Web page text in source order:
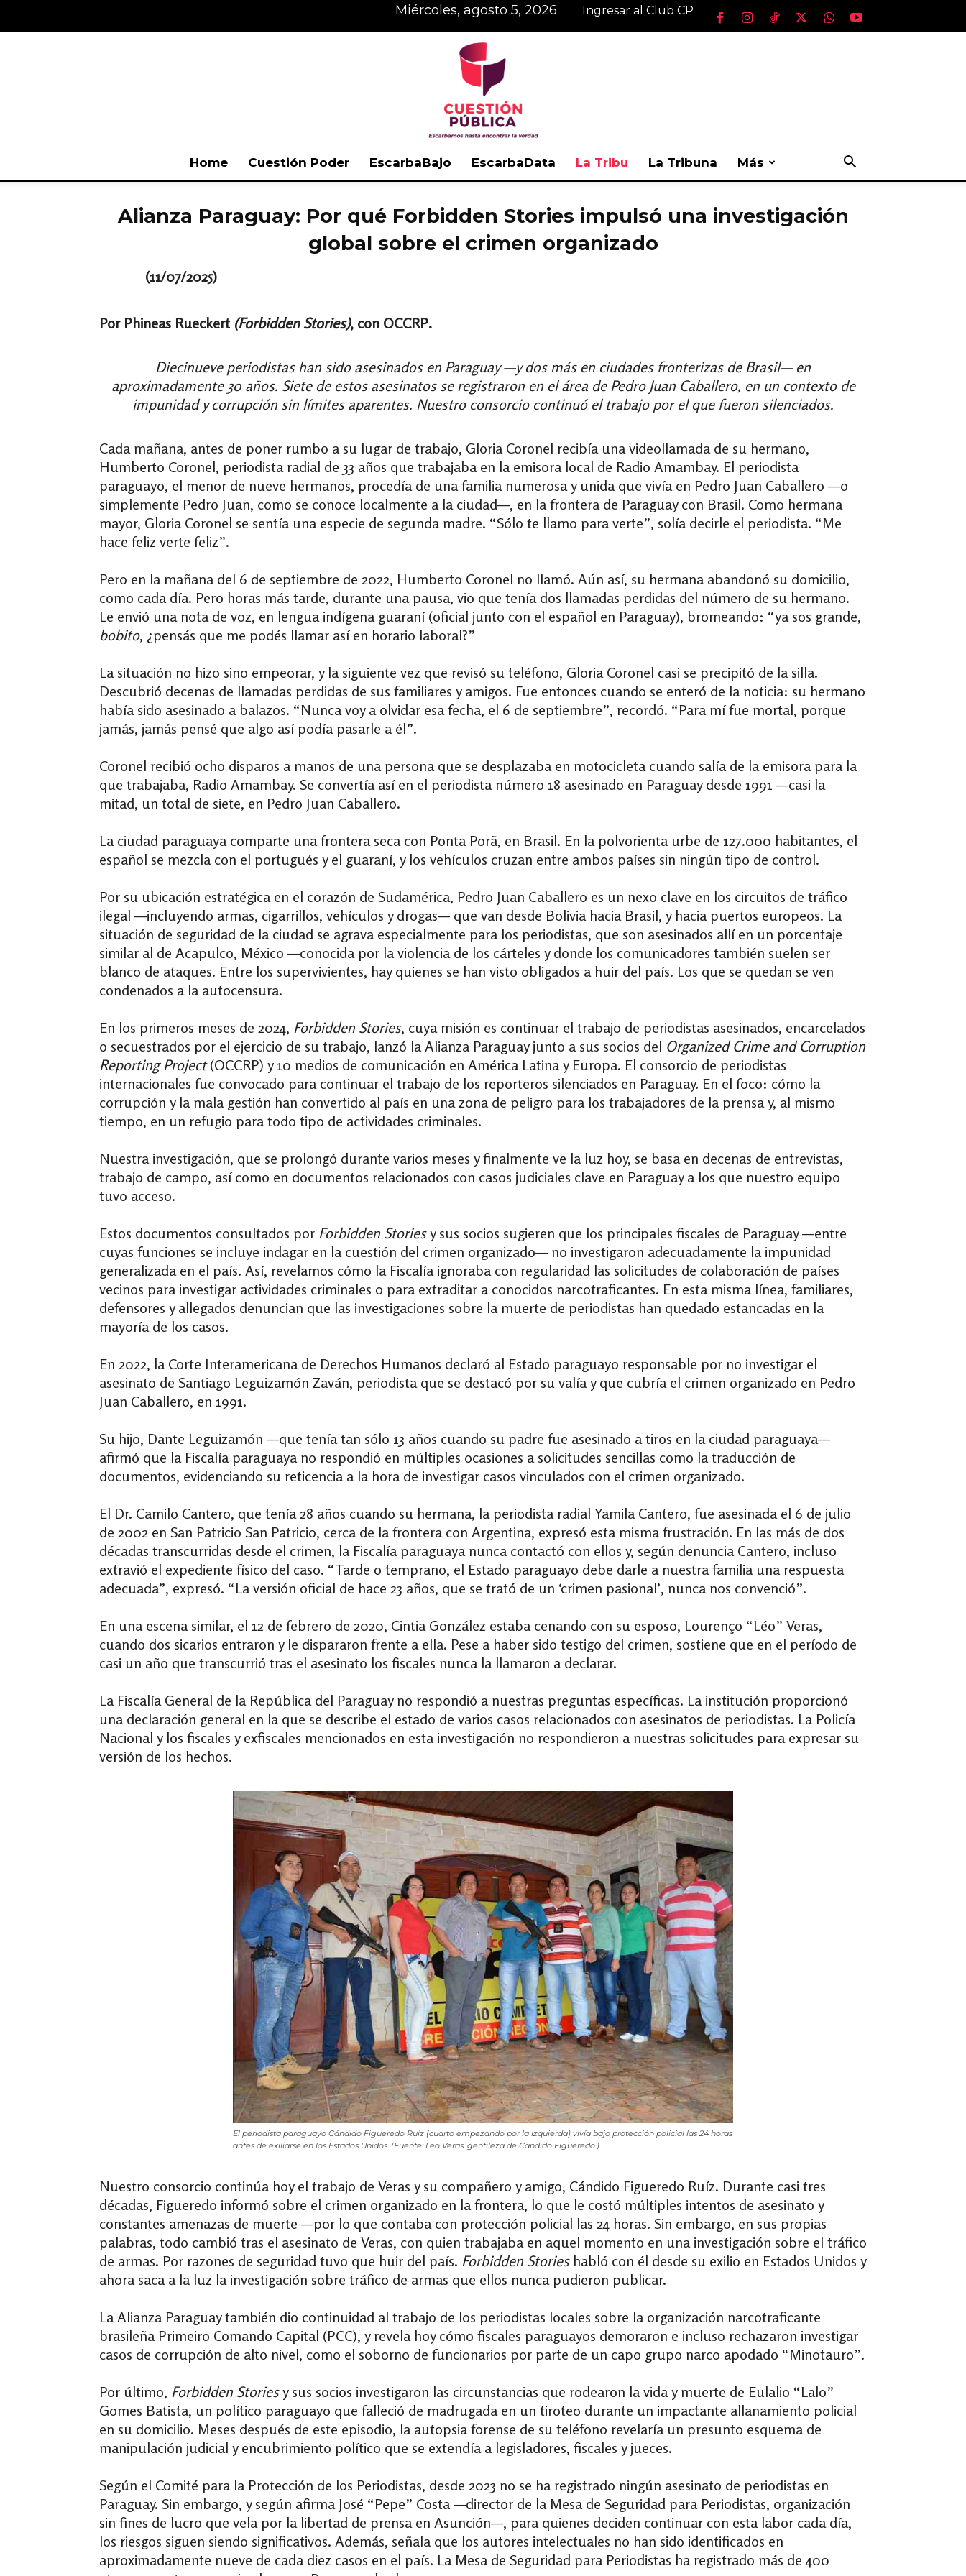
miércoles, agosto 5, 2026 Ingresar al Club CP
Home Cuestión Poder EscarbaBajo EscarbaData La Tribu La Tribuna Más
Alianza Paraguay: Por qué Forbidden Stories impulsó una investigación
global sobre el crimen organizado
(11/07/2025)
Por Phineas Rueckert (Forbidden Stories), con OCCRP.
Diecinueve periodistas han sido asesinados en Paraguay —y dos más en ciudades fronterizas de Brasil— en
aproximadamente 30 años. Siete de estos asesinatos se registraron en el área de Pedro Juan Caballero, en un contexto de
impunidad y corrupción sin límites aparentes. Nuestro consorcio continuó el trabajo por el que fueron silenciados.
Cada mañana, antes de poner rumbo a su lugar de trabajo, Gloria Coronel recibía una videollamada de su hermano,
Humberto Coronel, periodista radial de 33 años que trabajaba en la emisora local de Radio Amambay. El periodista
paraguayo, el menor de nueve hermanos, procedía de una familia numerosa y unida que vivía en Pedro Juan Caballero —o
simplemente Pedro Juan, como se conoce localmente a la ciudad—, en la frontera de Paraguay con Brasil. Como hermana
mayor, Gloria Coronel se sentía una especie de segunda madre. “Sólo te llamo para verte”, solía decirle el periodista. “Me
hace feliz verte feliz”.
Pero en la mañana del 6 de septiembre de 2022, Humberto Coronel no llamó. Aún así, su hermana abandonó su domicilio,
como cada día. Pero horas más tarde, durante una pausa, vio que tenía dos llamadas perdidas del número de su hermano.
Le envió una nota de voz, en lengua indígena guaraní (oficial junto con el español en Paraguay), bromeando: “ya sos grande,
bobito, ¿pensás que me podés llamar así en horario laboral?”
La situación no hizo sino empeorar, y la siguiente vez que revisó su teléfono, Gloria Coronel casi se precipitó de la silla.
Descubrió decenas de llamadas perdidas de sus familiares y amigos. Fue entonces cuando se enteró de la noticia: su hermano
había sido asesinado a balazos. “Nunca voy a olvidar esa fecha, el 6 de septiembre”, recordó. “Para mí fue mortal, porque
jamás, jamás pensé que algo así podía pasarle a él”.
Coronel recibió ocho disparos a manos de una persona que se desplazaba en motocicleta cuando salía de la emisora para la
que trabajaba, Radio Amambay. Se convertía así en el periodista número 18 asesinado en Paraguay desde 1991 —casi la
mitad, un total de siete, en Pedro Juan Caballero.
La ciudad paraguaya comparte una frontera seca con Ponta Porã, en Brasil. En la polvorienta urbe de 127.000 habitantes, el
español se mezcla con el portugués y el guaraní, y los vehículos cruzan entre ambos países sin ningún tipo de control.
Por su ubicación estratégica en el corazón de Sudamérica, Pedro Juan Caballero es un nexo clave en los circuitos de tráfico
ilegal —incluyendo armas, cigarrillos, vehículos y drogas— que van desde Bolivia hacia Brasil, y hacia puertos europeos. La
situación de seguridad de la ciudad se agrava especialmente para los periodistas, que son asesinados allí en un porcentaje
similar al de Acapulco, México —conocida por la violencia de los cárteles y donde los comunicadores también suelen ser
blanco de ataques. Entre los supervivientes, hay quienes se han visto obligados a huir del país. Los que se quedan se ven
condenados a la autocensura.
En los primeros meses de 2024, Forbidden Stories, cuya misión es continuar el trabajo de periodistas asesinados, encarcelados
o secuestrados por el ejercicio de su trabajo, lanzó la Alianza Paraguay junto a sus socios del Organized Crime and Corruption
Reporting Project(OCCRP) y10 medios de comunicación en América Latina y Europa. El consorcio de periodistas
internacionales fue convocado para continuar el trabajo de los reporteros silenciados en Paraguay. En el foco: cómo la
corrupción y la mala gestión han convertido al país en una zona de peligro para los trabajadores de la prensa y, al mismo
tiempo, en un refugio para todo tipo de actividades criminales.
Nuestra investigación, que se prolongó durante varios meses y finalmente ve la luz hoy, se basa en decenas de entrevistas,
trabajo de campo, así como en documentos relacionados con casos judiciales clave en Paraguay a los que nuestro equipo
tuvo acceso.
Estos documentos consultados por Forbidden Storiesy sus socios sugieren que los principales fiscales de Paraguay —entre
cuyas funciones se incluye indagar en la cuestión del crimen organizado— no investigaron adecuadamente la impunidad
generalizada en el país. Así, revelamos cómo la Fiscalía ignoraba con regularidad las solicitudes de colaboración de países
vecinos para investigar actividades criminales o para extraditar a conocidos narcotraficantes. En esta misma línea, familiares,
defensores y allegados denuncian que las investigaciones sobre la muerte de periodistas han quedado estancadas en la
mayoría de los casos.
En 2022, la Corte Interamericana de Derechos Humanos declaró al Estado paraguayo responsable por no investigar el
asesinato de Santiago Leguizamón Zaván, periodista que se destacó por su valía y que cubría el crimen organizado en Pedro
Juan Caballero, en 1991.
Su hijo, Dante Leguizamón —que tenía tan sólo 13 años cuando su padre fue asesinado a tiros en la ciudad paraguaya—
afirmó que la Fiscalía paraguaya no respondió en múltiples ocasiones a solicitudes sencillas como la traducción de
documentos, evidenciando su reticencia a la hora de investigar casos vinculados con el crimen organizado.
El Dr. Camilo Cantero, que tenía 28 años cuando su hermana, la periodista radial Yamila Cantero, fue asesinada el 6 de julio
de 2002 en San Patricio San Patricio, cerca de la frontera con Argentina, expresó esta misma frustración. En las más de dos
décadas transcurridas desde el crimen, la Fiscalía paraguaya nunca contactó con ellos y, según denuncia Cantero, incluso
extravió el expediente físico del caso. “Tarde o temprano, el Estado paraguayo debe darle a nuestra familia una respuesta
adecuada”, expresó. “La versión oficial de hace 23 años, que se trató de un ‘crimen pasional’, nunca nos convenció”.
En una escena similar, el 12 de febrero de 2020, Cintia González estaba cenando con su esposo, Lourenço “Léo” Veras,
cuando dos sicarios entraron y le dispararon frente a ella. Pese a haber sido testigo del crimen, sostiene que en el período de
casi un año que transcurrió tras el asesinato los fiscales nunca la llamaron a declarar.
La Fiscalía General de la República del Paraguay no respondió a nuestras preguntas específicas. La institución proporcionó
una declaración general en la que se describe el estado de varios casos relacionados con asesinatos de periodistas. La Policía
Nacional y los fiscales y exfiscales mencionados en esta investigación no respondieron a nuestras solicitudes para expresar su
versión de los hechos.
El periodista paraguayo Cándido Figueredo Ruíz (cuarto empezando por la izquierda) vivía bajo protección policial las 24 horas
antes de exiliarse en los Estados Unidos. (Fuente: Leo Veras, gentileza de Cándido Figueredo.)
Nuestro consorcio continúa hoy el trabajo de Veras y su compañero y amigo, Cándido Figueredo Ruíz. Durante casi tres
décadas, Figueredo informó sobre el crimen organizado en la frontera, lo que le costó múltiples intentos de asesinato y
constantes amenazas de muerte —por lo que contaba con protección policial las 24 horas. Sin embargo, en sus propias
palabras, todo cambió tras el asesinato de Veras, con quien trabajaba en aquel momento en una investigación sobre el tráfico
de armas. Por razones de seguridad tuvo que huir del país. Forbidden Storieshabló con él desde su exilio en Estados Unidos y
ahora saca a la luz la investigación sobre tráfico de armas que ellos nunca pudieron publicar.
La Alianza Paraguay también dio continuidad al trabajo de los periodistas locales sobre la organización narcotraficante
brasileña Primeiro Comando Capital (PCC), y revela hoy cómo fiscales paraguayos demoraron e incluso rechazaron investigar
casos de corrupción de alto nivel, como el soborno de funcionarios por parte de un capo grupo narco apodado “Minotauro”.
Por último, Forbidden Storiesy sus socios investigaron las circunstancias que rodearon la vida y muerte de Eulalio “Lalo”
Gomes Batista, un político paraguayo que falleció de madrugada en un tiroteo durante un impactante allanamiento policial
en su domicilio. Meses después de este episodio, la autopsia forense de su teléfono revelaría un presunto esquema de
manipulación judicial y encubrimiento político que se extendía a legisladores, fiscales y jueces.
Según el Comité para la Protección de los Periodistas, desde 2023 no se ha registrado ningún asesinato de periodistas en
Paraguay. Sin embargo, y según afirma José “Pepe” Costa —director de la Mesa de Seguridad para Periodistas, organización
sin fines de lucro que vela por la libertad de prensa en Asunción—, para quienes deciden continuar con esta labor cada día,
los riesgos siguen siendo significativos. Además, señala que los autores intelectuales no han sido identificados en
aproximadamente nueve de cada diez casos en el país. La Mesa de Seguridad para Periodistas ha registrado más de 400